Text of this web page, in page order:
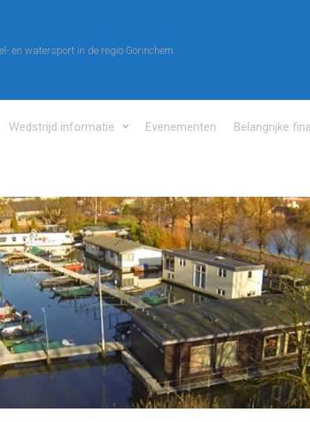
en watersport in de regio Gorinchem
Wedstrijd informatie Evenementen Belangrijke